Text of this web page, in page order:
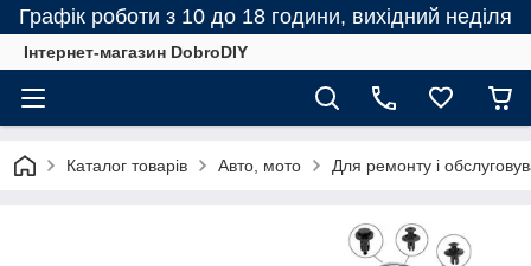
Графік роботи з 10 до 18 години, вихідний неділя
Інтернет-магазин DobroDIY
Каталог товарів Авто, мото Для ремонту і